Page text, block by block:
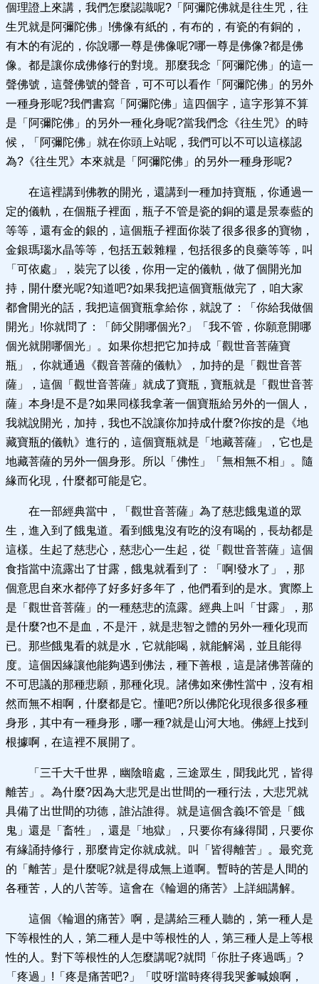
個理證上來講，我們怎麼認識呢?「阿彌陀佛就是往生咒，往
生咒就是阿彌陀佛」!佛像有紙的，有布的，有瓷的有銅的，
有木的有泥的，你說哪一尊是佛像呢?哪一尊是佛像?都是佛
像。都是讓你成佛修行的對境。那麼我念「阿彌陀佛」的這一
聲佛號，這聲佛號的聲音，可不可以看作「阿彌陀佛」的另外
一種身形呢?我們書寫「阿彌陀佛」這四個字，這字形算不算
是「阿彌陀佛」的另外一種化身呢?當我們念《往生咒》的時
候，「阿彌陀佛」就在你頭上站呢，我們可以不可以這樣認
為?《往生咒》本來就是「阿彌陀佛」的另外一種身形呢?
在這裡講到佛教的開光，還講到一種加持寶瓶，你通過一
定的儀軌，在個瓶子裡面，瓶子不管是瓷的銅的還是景泰藍的
等等，還有金的銀的，這個瓶子裡面你裝了很多很多的寶物，
金銀瑪瑙水晶等等，包括五穀雜糧，包括很多的良藥等等，叫
「可依處」，裝完了以後，你用一定的儀軌，做了個開光加
持，開什麼光呢?知道吧?如果我把這個寶瓶做完了，咱大家
都會開光的話，我把這個寶瓶拿給你，就說了：「你給我做個
開光」!你就問了：「師父開哪個光?」「我不管，你願意開哪
個光就開哪個光」。如果你想把它加持成「觀世音菩薩寶
瓶」，你就通過《觀音菩薩的儀軌》，加持的是「觀世音菩
薩」，這個「觀世音菩薩」就成了寶瓶，寶瓶就是「觀世音菩
薩」本身!是不是?如果同樣我拿著一個寶瓶給另外的一個人，
我就說開光，加持，我也不說讓你加持成什麼?你按的是《地
藏寶瓶的儀軌》進行的，這個寶瓶就是「地藏菩薩」，它也是
地藏菩薩的另外一個身形。所以「佛性」「無相無不相」。隨
緣而化現，什麼都可能是它。
在一部經典當中，「觀世音菩薩」為了慈悲餓鬼道的眾
生，進入到了餓鬼道。看到餓鬼沒有吃的沒有喝的，長劫都是
這樣。生起了慈悲心，慈悲心一生起，從「觀世音菩薩」這個
食指當中流露出了甘露，餓鬼就看到了：「啊!發水了」，那
個意思自來水都停了好多好多年了，他們看到的是水。實際上
是「觀世音菩薩」的一種慈悲的流露。經典上叫「甘露」，那
是什麼?也不是血，不是汗，就是悲智之體的另外一種化現而
已。那些餓鬼看的就是水，它就能喝，就能解渴，並且能得
度。這個因緣讓他能夠遇到佛法，種下善根，這是諸佛菩薩的
不可思議的那種悲願，那種化現。諸佛如來佛性當中，沒有相
然而無不相啊，什麼都是它。懂吧?所以佛陀化現很多很多種
身形，其中有一種身形，哪一種?就是山河大地。佛經上找到
根據啊，在這裡不展開了。
「三千大千世界，幽陰暗處，三途眾生，聞我此咒，皆得
離苦」。為什麼?因為大悲咒是出世間的一種行法，大悲咒就
具備了出世間的功德，誰沾誰得。就是這個含義!不管是「餓
鬼」還是「畜牲」，還是「地獄」，只要你有緣得聞，只要你
有緣誦持修行，那麼肯定你就成就。叫「皆得離苦」。最究竟
的「離苦」是什麼呢?就是得成無上道啊。暫時的苦是人間的
各種苦，人的八苦等。這會在《輪迴的痛苦》上詳細講解。
這個《輪迴的痛苦》啊，是講給三種人聽的，第一種人是
下等根性的人，第二種人是中等根性的人，第三種人是上等根
性的人。對下等根性的人怎麼講呢?就問「你肚子疼過嗎」?
「疼過」!「疼是痛苦吧?」「哎呀!當時疼得我哭爹喊娘啊，